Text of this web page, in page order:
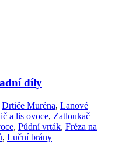
díly
Drtiče Muréna, Lanové
a lis ovoce, Zatloukač
, Půdní vrták, Fréza na
, Luční brány